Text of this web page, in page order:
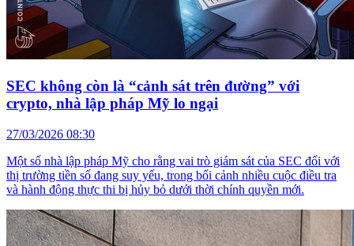
SEC không còn là “cảnh sát trên đường” với
crypto, nhà lập pháp Mỹ lo ngại
27/03/2026 08:30
Một số nhà lập pháp Mỹ cho rằng vai trò giám sát của SEC đối với
thị trường tiền số đang suy yếu, trong bối cảnh nhiều cuộc điều tra
và hành động thực thi bị hủy bỏ dưới thời chính quyền mới.